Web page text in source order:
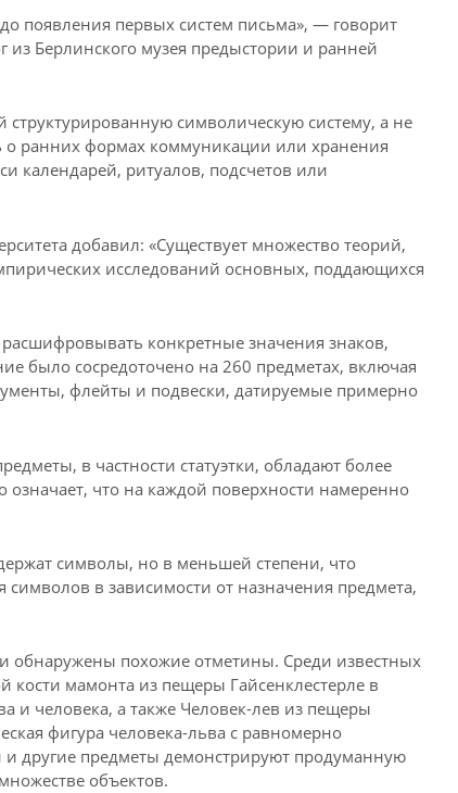
появления первых систем письма», — говорит
из Берлинского музея предыстории и ранней
структурированную символическую систему, а не
ранних формах коммуникации или хранения
календарей, ритуалов, подсчетов или
добавил: «Существует множество теорий,
исследований основных, поддающихся
конкретные значения знаков,
было сосредоточено на 260 предметах, включая
флейты и подвески, датируемые примерно
в частности статуэтки, обладают более
что на каждой поверхности намеренно
символы, но в меньшей степени, что
в зависимости от назначения предмета,
обнаружены похожие отметины. Среди известных
мамонта из пещеры Гайсенклестерле в
и человека, а также Человек-лев из пещеры
фигура человека-льва с равномерно
другие предметы демонстрируют продуманную
объектов.